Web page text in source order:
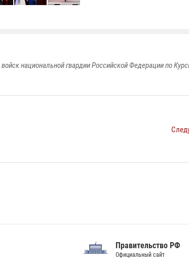
национальной гвардии Российской Федерации по
РФ Совет Федерации
Федерального Собрания РФ